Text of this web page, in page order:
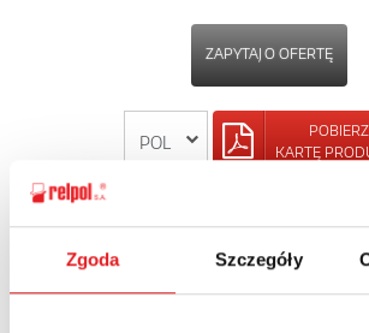
Zgoda Szczegóły
ZAPYTAJ O OFERTĘ
POBIERZ
KARTĘ
POWRÓT